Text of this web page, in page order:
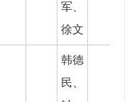
军、
徐文
韩德
民